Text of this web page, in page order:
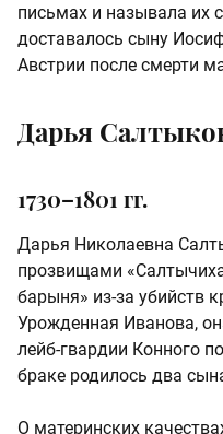
письмах и называла их
доставалось сыну
Австрии после смерти
Дарья
1730–1801 гг.
Дарья Николаевна
прозвищами
барыня» из-за убийств
Урожденная Иванова,
лейб-гвардии Конного
браке родилось два
О материнских